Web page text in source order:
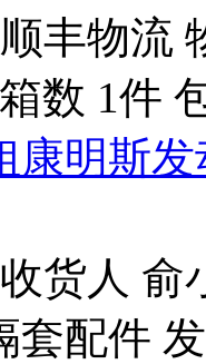
丰物流
数 1件
康明斯
货人 俞
套配件